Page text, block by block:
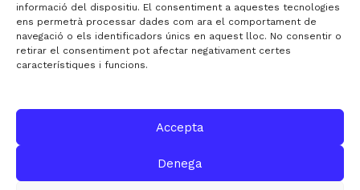
informació del dispositiu. El consentiment a aquestes tecnologies
ens permetrà processar dades com ara el comportament de
navegació o els identificadors únics en aquest lloc. No consentir o
retirar el consentiment pot afectar negativament certes
característiques i funcions.
Accepta
Denega
CONTACTO
premsa@fecavem.cat
Patronal Catalana d'Automoció